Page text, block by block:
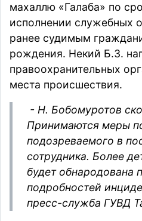
махаллю «Галаба» по
исполнении служебных
ранее судимым
рождения. Некий Б.З.
правоохранительных
места происшествия.
- Н. Бобомуротов
Принимаются меры
подозреваемого в
сотрудника. Более
будет обнародована
подробностей
пресс-служба ГУВД